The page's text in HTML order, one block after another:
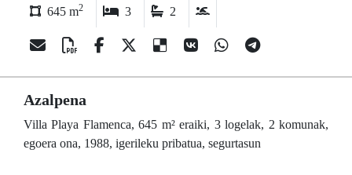
645 m2 3 2
Azalpena
Villa Playa Flamenca, 645 m² eraiki, 3 logelak, 2 komunak,
egoera ona, 1988, igerileku pribatua, segurtasun